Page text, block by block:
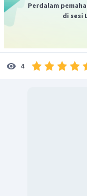
Perdalam
di sesi
4